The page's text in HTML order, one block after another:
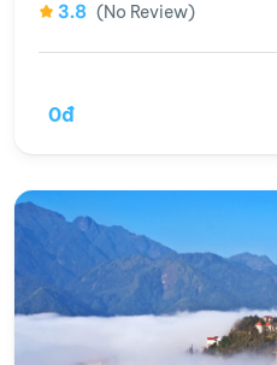
3.8 (No Review)
0đ